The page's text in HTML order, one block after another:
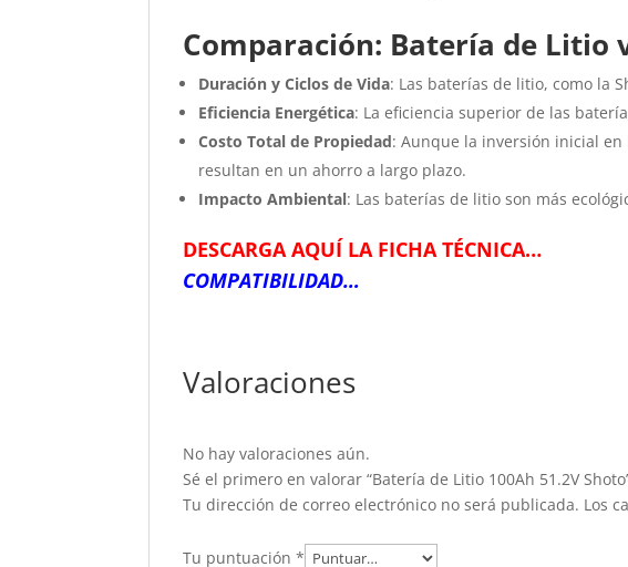
Comparación: Batería de Litio
Duración y Ciclos de Vida: Las baterías de litio, como la
Eficiencia Energética: La eficiencia superior de las
Costo Total de Propiedad: Aunque la inversión inicial
resultan en un ahorro a largo plazo.
Impacto Ambiental: Las baterías de litio son más
DESCARGA AQUÍ LA FICHA TÉCNICA…
COMPATIBILIDAD…
Valoraciones
No hay valoraciones aún.
Sé el primero en valorar “Batería de Litio 100Ah 51.2V
Tu dirección de correo electrónico no será publicada. Los
Tu puntuación*